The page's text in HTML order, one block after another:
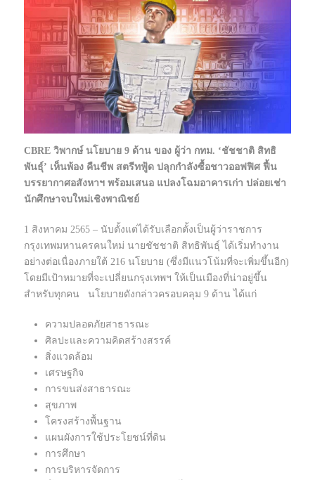
CBRE วิพากษ์ นโยบาย 9 ด้าน ของ ผู้ว่า กทม. ‘ชัชชาติ สิทธิ
พันธุ์’ เห็นพ้อง คืนชีพ สตรีทฟู้ด ปลุกกำลังซื้อชาวออฟฟิศ ฟื้น
บรรยากาศอสังหาฯ พร้อมเสนอ แปลงโฉมอาคารเก่า ปล่อยเช่า
นักศึกษาจบใหม่เชิงพาณิชย์
1 สิงหาคม 2565 – นับตั้งแต่ได้รับเลือกตั้งเป็นผู้ว่าราชการ
กรุงเทพมหานครคนใหม่ นายชัชชาติ สิทธิพันธุ์ ได้เริ่มทำงาน
อย่างต่อเนื่องภายใต้ 216 นโยบาย (ซึ่งมีแนวโน้มที่จะเพิ่มขึ้นอีก)
โดยมีเป้าหมายที่จะเปลี่ยนกรุงเทพฯ ให้เป็นเมืองที่น่าอยู่ขึ้น
สำหรับทุกคน นโยบายดังกล่าวครอบคลุม 9 ด้าน ได้แก่
ความปลอดภัยสาธารณะ
ศิลปะและความคิดสร้างสรรค์
สิ่งแวดล้อม
เศรษฐกิจ
การขนส่งสาธารณะ
สุขภาพ
โครงสร้างพื้นฐาน
แผนผังการใช้ประโยชน์ที่ดิน
การศึกษา
การบริหารจัดการ